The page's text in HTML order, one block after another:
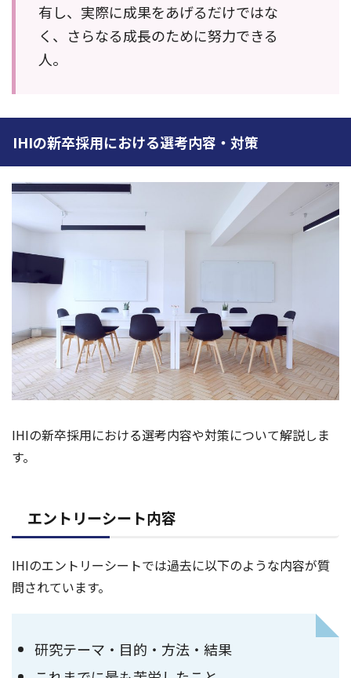
有し、実際に成果をあげるだけではな
く、さらなる成長のために努力できる
人。
IHIの新卒採用における選考内容・対策
IHIの新卒採用における選考内容や対策について解説しま
す。
エントリーシート内容
IHIのエントリーシートでは過去に以下のような内容が質
問されています。
研究テーマ・目的・方法・結果